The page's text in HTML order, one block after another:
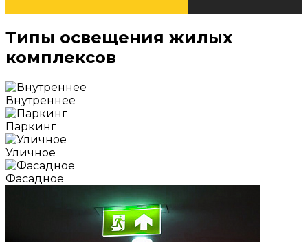
Типы освещения жилых
комплексов
Внутреннее
Паркинг
Уличное
Фасадное